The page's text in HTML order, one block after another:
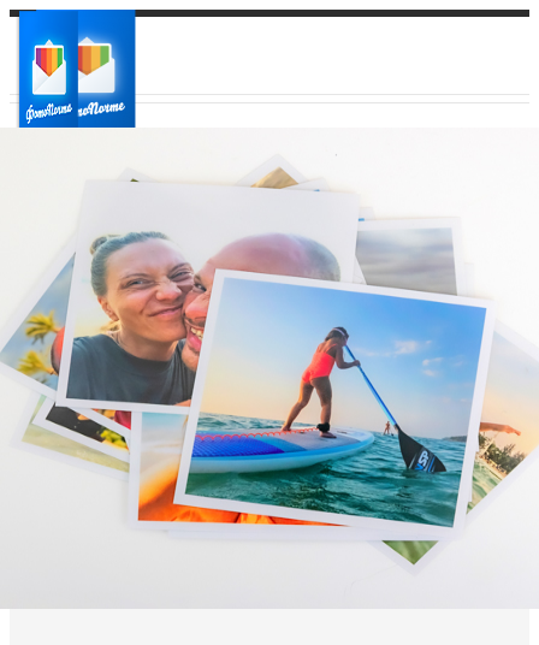
Ваш регион доставки
Выберите из списка: